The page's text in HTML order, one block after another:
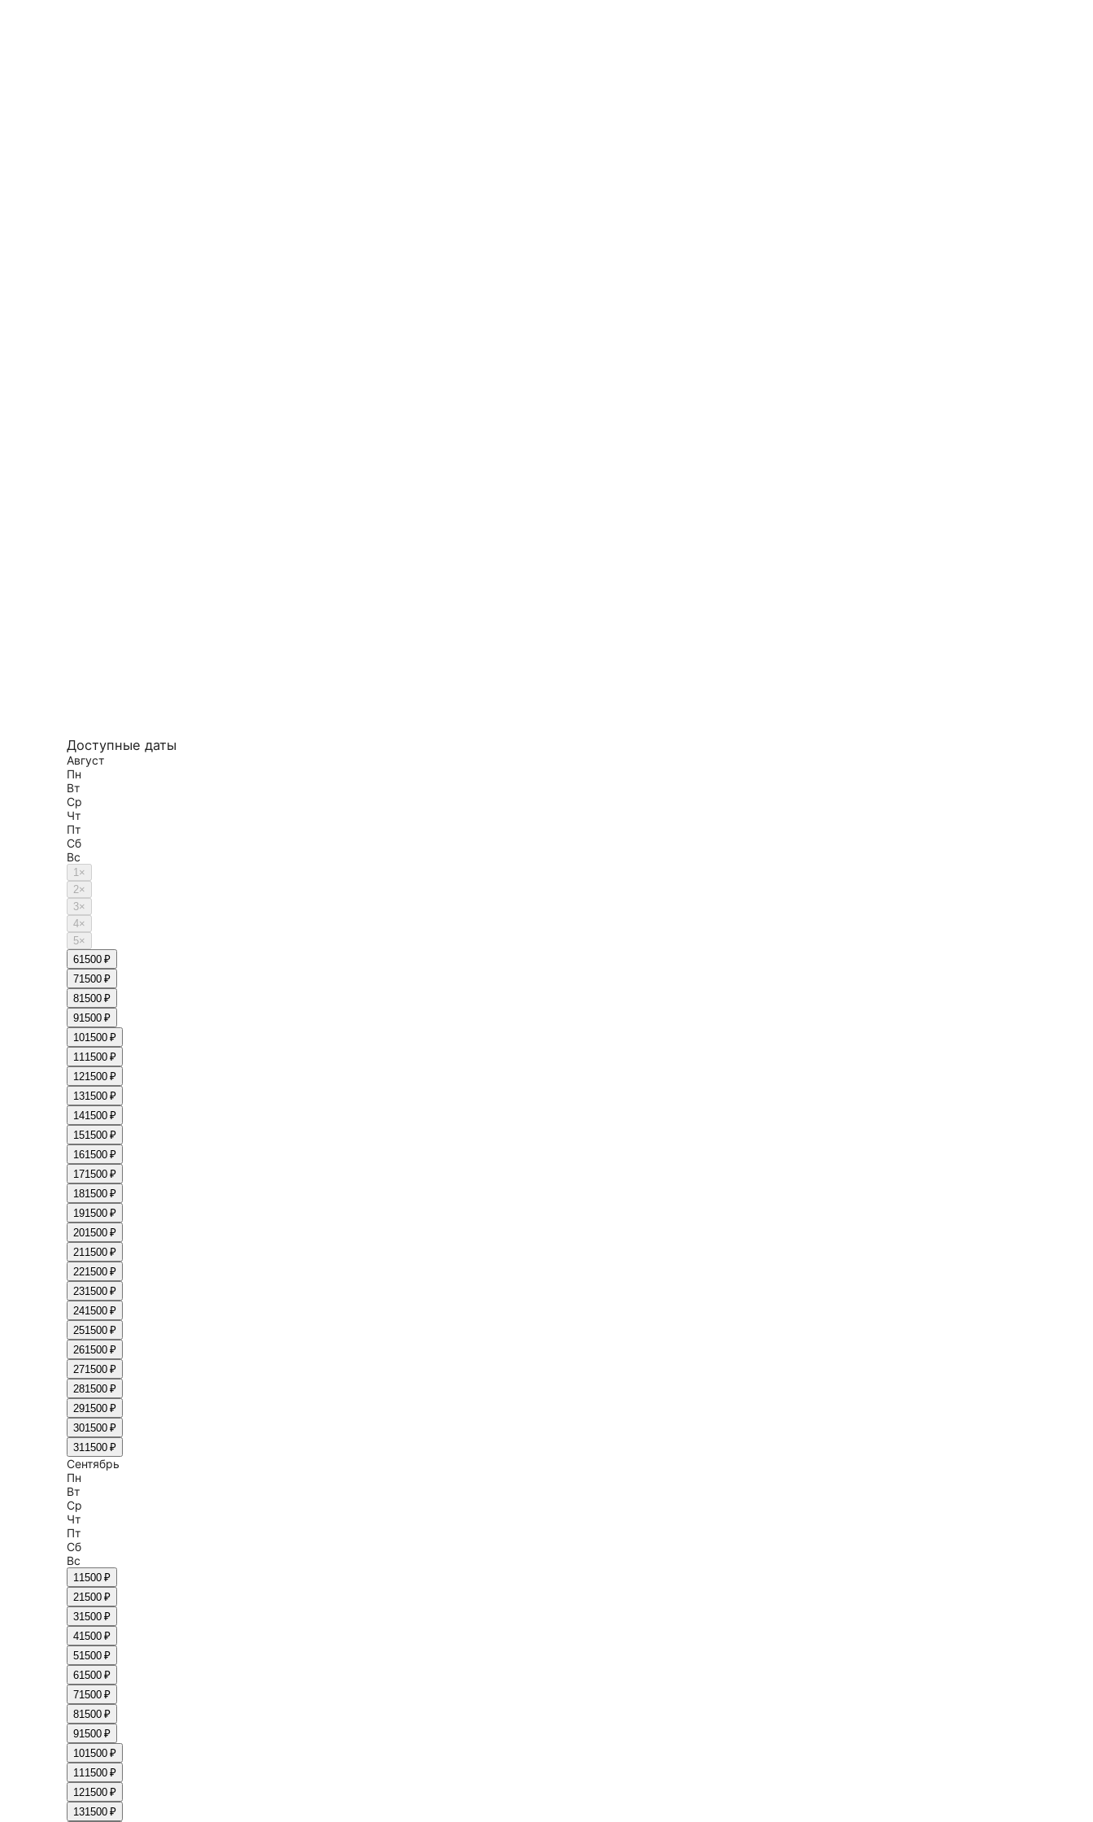
Доступные даты
Август
Пн
Вт
Ср
Чт
Пт
Сб
Вс
1×
2×
3×
4×
5×
61500 ₽
71500 ₽
81500 ₽
91500 ₽
101500 ₽
111500 ₽
121500 ₽
131500 ₽
141500 ₽
151500 ₽
161500 ₽
171500 ₽
181500 ₽
191500 ₽
201500 ₽
211500 ₽
221500 ₽
231500 ₽
241500 ₽
251500 ₽
261500 ₽
271500 ₽
281500 ₽
291500 ₽
301500 ₽
311500 ₽
Сентябрь
Пн
Вт
Ср
Чт
Пт
Сб
Вс
11500 ₽
21500 ₽
31500 ₽
41500 ₽
51500 ₽
61500 ₽
71500 ₽
81500 ₽
91500 ₽
101500 ₽
111500 ₽
121500 ₽
131500 ₽